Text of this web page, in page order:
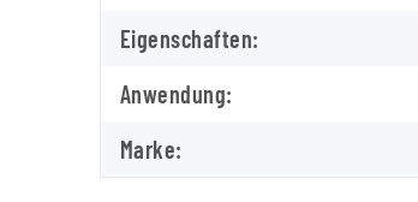
Eigenschaften:
Anwendung:
Marke: